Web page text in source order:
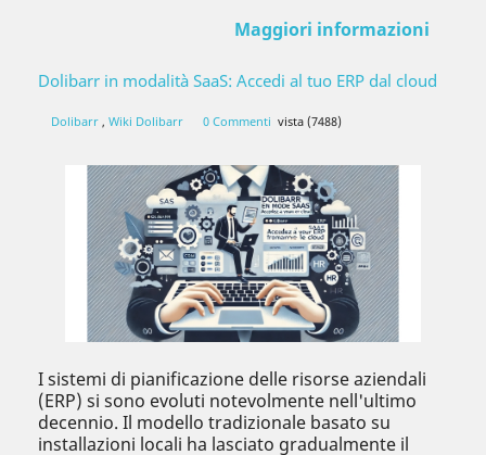
Maggiori informazioni
Dolibarr in modalità SaaS: Accedi al tuo ERP dal cloud
Dolibarr , Wiki Dolibarr 0 Commenti vista (7488)
I sistemi di pianificazione delle risorse aziendali
(ERP) si sono evoluti notevolmente nell'ultimo
decennio. Il modello tradizionale basato su
installazioni locali ha lasciato gradualmente il